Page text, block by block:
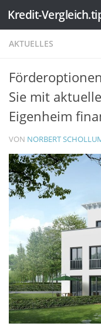
Zum Inhalt
Kredit-
AKTUELLES
Sie mit
Eigenheim
VON NORBERT